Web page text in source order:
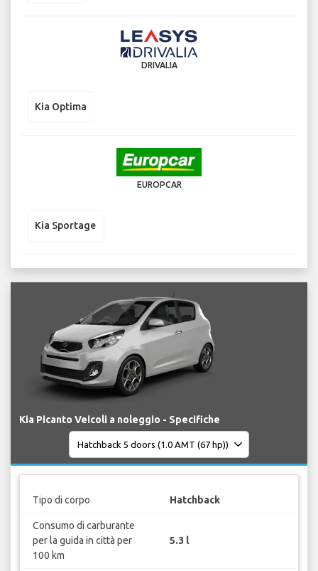
DRIVALIA
Kia Optima
EUROPCAR
Kia Sportage
Kia Picanto Veicoli a noleggio - Specifiche
Tipo di corpo Hatchback
Consumo di carburante
per la guida in città per
100 km
5.3 l